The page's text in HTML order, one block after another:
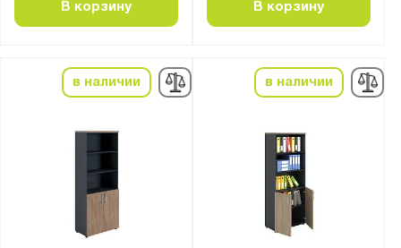
В корзину В корзину
в наличии в наличии
Нагрузка на полку, кг:
Толщина: